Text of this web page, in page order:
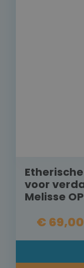
voor
Melisse
€ 69,00